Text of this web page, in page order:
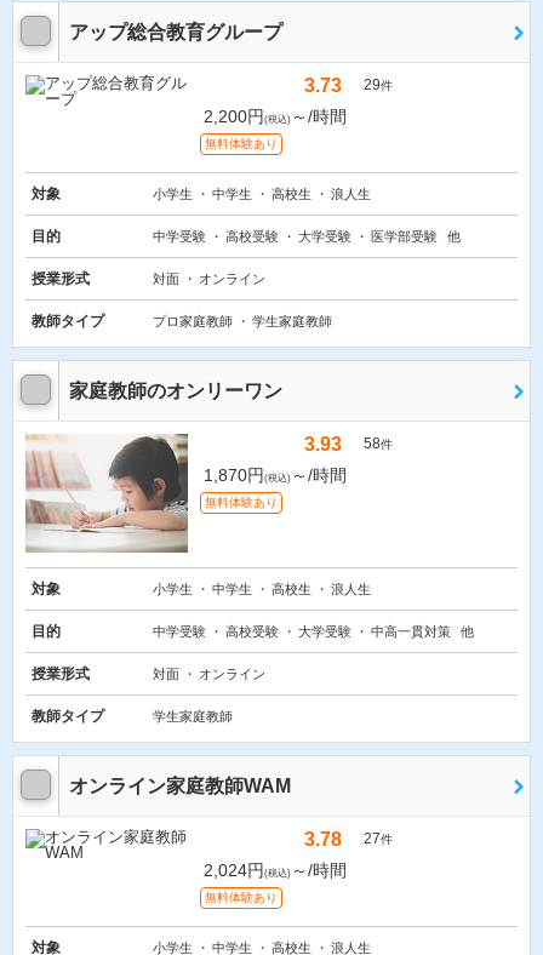
アップ総合教育グループ
3.73 29件
2,200円 (税込) ～/時間
無料体験あり
対象 小学生 中学生 高校生 浪人生
目的 中学受験 高校受験 大学受験 医学部受験 他
授業形式 対面 オンライン
教師タイプ プロ家庭教師 学生家庭教師
家庭教師のオンリーワン
3.93 58件
1,870円 (税込) ～/時間
無料体験あり
対象 小学生 中学生 高校生 浪人生
目的 中学受験 高校受験 大学受験 中高一貫対策 他
授業形式 対面 オンライン
教師タイプ 学生家庭教師
オンライン家庭教師WAM
3.78 27件
2,024円 (税込) ～/時間
無料体験あり
対象 小学生 中学生 高校生 浪人生